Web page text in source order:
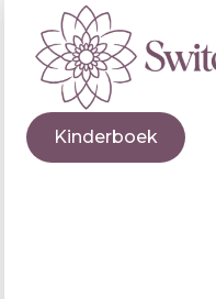
Kinderboek